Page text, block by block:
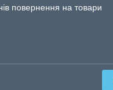
повернення на товари